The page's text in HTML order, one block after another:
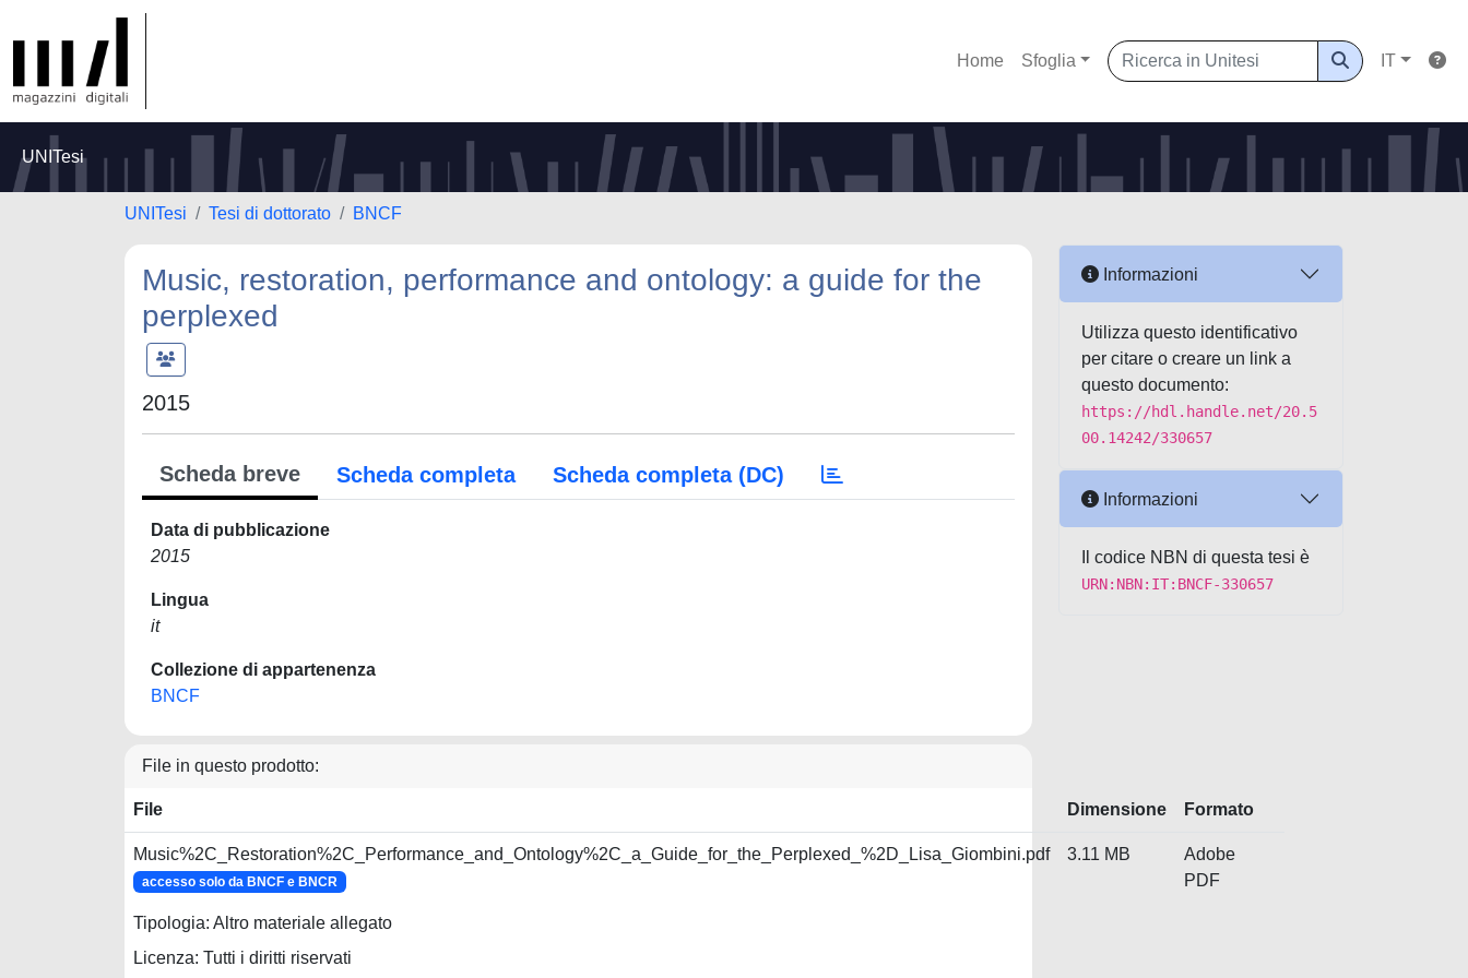
Home Sfoglia IT
UNITesi
UNITesi Tesi di dottorato BNCF
Music, restoration, performance and ontology: a guide for the
perplexed
2015
Scheda breve Scheda completa Scheda completa (DC)
Data di pubblicazione
2015
Lingua
it
Collezione di appartenenza
BNCF
File in questo prodotto:
File Dimensione Formato
Music%2C_Restoration%2C_Performance_and_Ontology%2C_a_Guide_for_the_Perplexed_%2D_Lisa_Giombini.pdf
accesso solo da BNCF e BNCR
Tipologia: Altro materiale allegato
Licenza: Tutti i diritti riservati
3.11 MB
Adobe
PDF
Informazioni
Utilizza questo identificativo
per citare o creare un link a
questo documento:
https://hdl.handle.net/20.5
00.14242/330657
Informazioni
Il codice NBN di questa tesi è
URN:NBN:IT:BNCF-330657